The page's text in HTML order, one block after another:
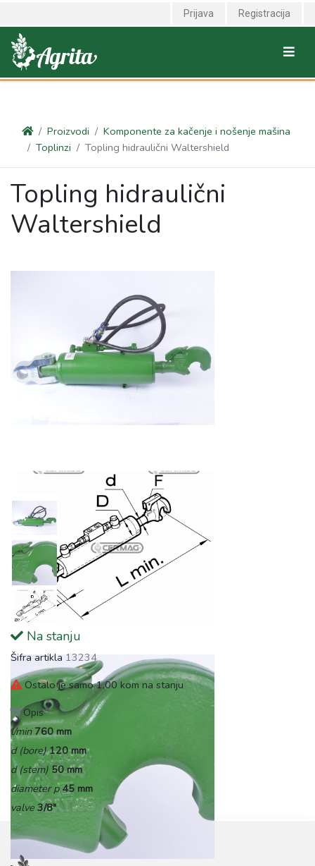
<link rel="canonical" href="https://agrita.rs/proizvodi/komponente-za-
kacenje-i-nosenje-masina/toplinzi/topling-hidraulicni-waltershield" />
Prijava Registracija
Proizvodi
Komponente za kačenje i nošenje mašina
Toplinzi
Topling hidraulični Waltershield
Topling hidraulični
Waltershield
Na stanju
Šifra artikla 13234
Ostalo je samo 1,00 kom na stanju
Opis
l/min 760 mm
d (bore) 120 mm
d (stem) 50 mm
diameter p 45 mm
valve 3/8"